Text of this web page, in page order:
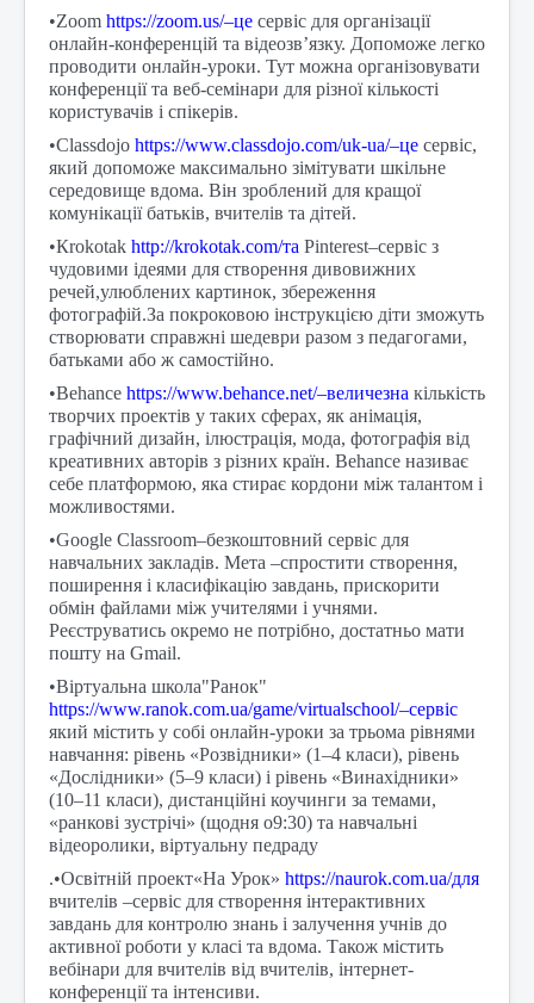
•Zoom https://zoom.us/–це сервіс для організації
онлайн-конференцій та відеозв’язку. Допоможе легко
проводити онлайн-уроки. Тут можна організовувати
конференції та веб-семінари для різної кількості
користувачів і спікерів.
•Classdojo https://www.classdojo.com/uk-ua/–це сервіс,
який допоможе максимально зімітувати шкільне
середовище вдома. Він зроблений для кращої
комунікації батьків, вчителів та дітей.
•Кrokotak http://krokotak.com/та Pinterest–сервіс з
чудовими ідеями для створення дивовижних
речей,улюблених картинок, збереження
фотографій.За покроковою інструкцією діти зможуть
створювати справжні шедеври разом з педагогами,
батьками або ж самостійно.
•Behance https://www.behance.net/–величезна кількість
творчих проектів у таких сферах, як анімація,
графічний дизайн, ілюстрація, мода, фотографія від
креативних авторів з різних країн. Behance називає
себе платформою, яка стирає кордони між талантом і
можливостями.
•Google Classroom–безкоштовний сервіс для
навчальних закладів. Мета –спростити створення,
поширення і класифікацію завдань, прискорити
обмін файлами між учителями і учнями.
Реєструватись окремо не потрібно, достатньо мати
пошту на Gmail.
•Віртуальна школа"Ранок"
https://www.ranok.com.ua/game/virtualschool/–сервіс
який містить у собі онлайн-уроки за трьома рівнями
навчання: рівень «Розвідники» (1–4 класи), рівень
«Дослідники» (5–9 класи) і рівень «Винахідники»
(10–11 класи), дистанційні коучинги за темами,
«ранкові зустрічі» (щодня о9:30) та навчальні
відеоролики, віртуальну педраду
.•Освітній проект«На Урок» https://naurok.com.ua/для
вчителів –сервіс для створення інтерактивних
завдань для контролю знань і залучення учнів до
активної роботи у класі та вдома. Також містить
вебінари для вчителів від вчителів, інтернет-
конференції та інтенсиви.